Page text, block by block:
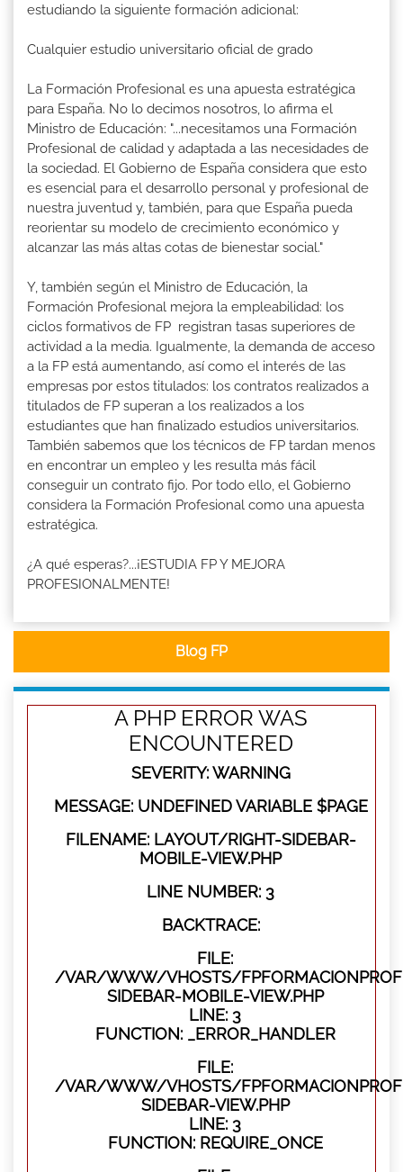
estudiando la siguiente formación adicional:
Cualquier estudio universitario oficial de grado
La Formación Profesional es una apuesta estratégica
para España. No lo decimos nosotros, lo afirma el
Ministro de Educación: "...necesitamos una Formación
Profesional de calidad y adaptada a las necesidades de
la sociedad. El Gobierno de España considera que esto
es esencial para el desarrollo personal y profesional de
nuestra juventud y, también, para que España pueda
reorientar su modelo de crecimiento económico y
alcanzar las más altas cotas de bienestar social."
Y, también según el Ministro de Educación, la
Formación Profesional mejora la empleabilidad: los
ciclos formativos de FP registran tasas superiores de
actividad a la media. Igualmente, la demanda de acceso
a la FP está aumentando, así como el interés de las
empresas por estos titulados: los contratos realizados a
titulados de FP superan a los realizados a los
estudiantes que han finalizado estudios universitarios.
También sabemos que los técnicos de FP tardan menos
en encontrar un empleo y les resulta más fácil
conseguir un contrato fijo. Por todo ello, el Gobierno
considera la Formación Profesional como una apuesta
estratégica.
¿A qué esperas?...¡ESTUDIA FP Y MEJORA
PROFESIONALMENTE!
Blog FP
A PHP ERROR WAS
ENCOUNTERED
SEVERITY: WARNING
MESSAGE: UNDEFINED VARIABLE $PAGE
FILENAME: LAYOUT/RIGHT-SIDEBAR-
MOBILE-VIEW.PHP
LINE NUMBER: 3
BACKTRACE:
FILE:
/VAR/WWW/VHOSTS/
SIDEBAR-MOBILE-VIEW.PHP
LINE: 3
FUNCTION: _ERROR_HANDLER
FILE:
/VAR/WWW/VHOSTS/
SIDEBAR-VIEW.PHP
LINE: 3
FUNCTION: REQUIRE_ONCE